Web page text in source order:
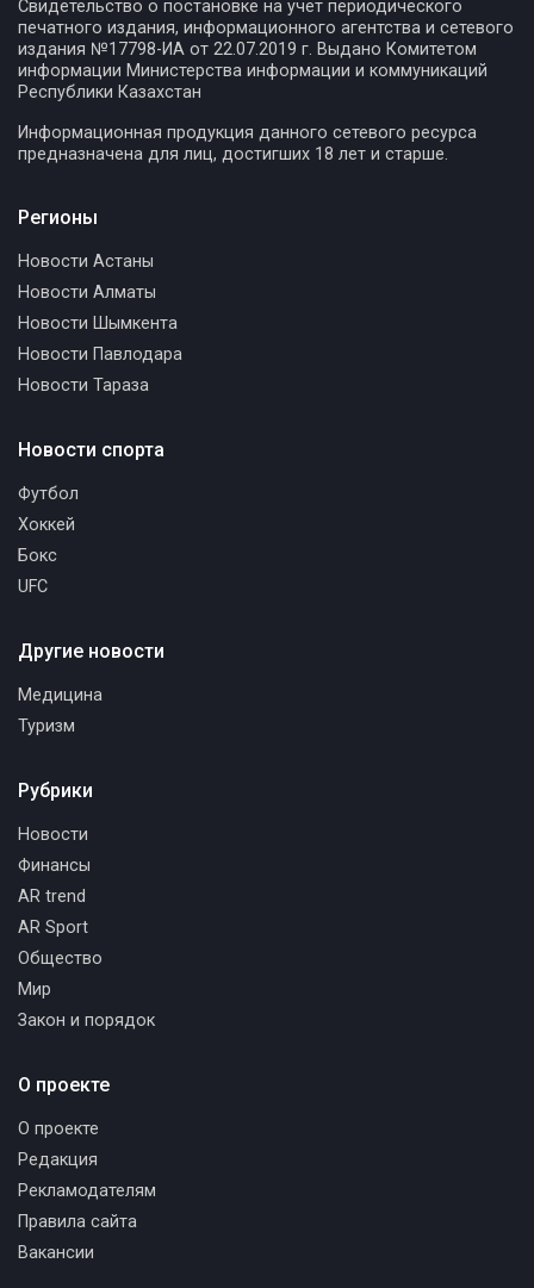
Свидетельство о постановке на учет периодического
печатного издания, информационного агентства и сетевого
издания №17798-ИА от 22.07.2019 г. Выдано Комитетом
информации Министерства информации и коммуникаций
Республики Казахстан
Информационная продукция данного сетевого ресурса
предназначена для лиц, достигших 18 лет и старше.
Регионы
Новости Астаны
Новости Алматы
Новости Шымкента
Новости Павлодара
Новости Тараза
Новости спорта
Футбол
Хоккей
Бокс
UFC
Другие новости
Медицина
Туризм
Рубрики
Новости
Финансы
AR trend
AR Sport
Общество
Мир
Закон и порядок
О проекте
О проекте
Редакция
Рекламодателям
Правила сайта
Вакансии